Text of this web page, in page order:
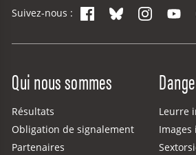
Suivez-nous : FacebookBluesky
Site Menu
Qui nous sommes
Résultats
Obligation de signalement
Partenaires
Leurre
Images